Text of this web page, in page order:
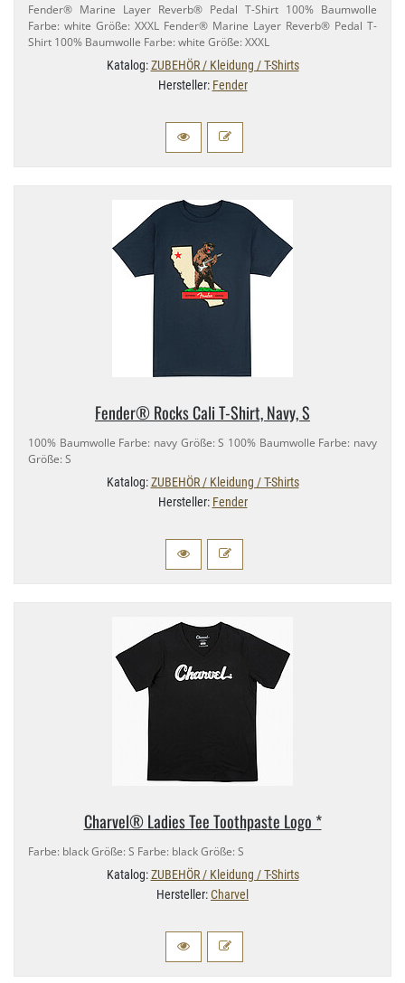
Fender® Marine Layer Reverb® Pedal T-​Shirt 100% Baumwolle
Farbe: white Größe: XXXL Fender® Marine Layer Reverb® Pedal T-​
Shirt 100% Baumwolle Farbe: white Größe: XXXL
Katalog:ZUBEHÖR / Kleidung / T-Shirts
Hersteller: Fender
Fender® Rocks Cali T-​Shirt, Navy, S
100% Baumwolle Farbe: navy Größe: S 100% Baumwolle Farbe: navy
Größe: S
Katalog:ZUBEHÖR / Kleidung / T-Shirts
Hersteller: Fender
Charvel® Ladies Tee Toothpaste Logo *
Farbe: black Größe: S Farbe: black Größe: S
Katalog:ZUBEHÖR / Kleidung / T-Shirts
Hersteller:Charvel